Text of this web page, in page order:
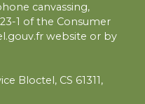
canvassing,
1 of the Consumer
website or by
Bloctel, CS 61311,